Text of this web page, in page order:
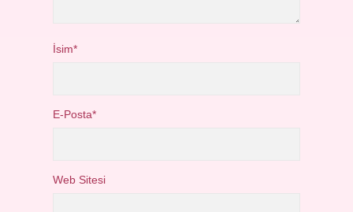
İsim*
E-Posta*
Web Sitesi